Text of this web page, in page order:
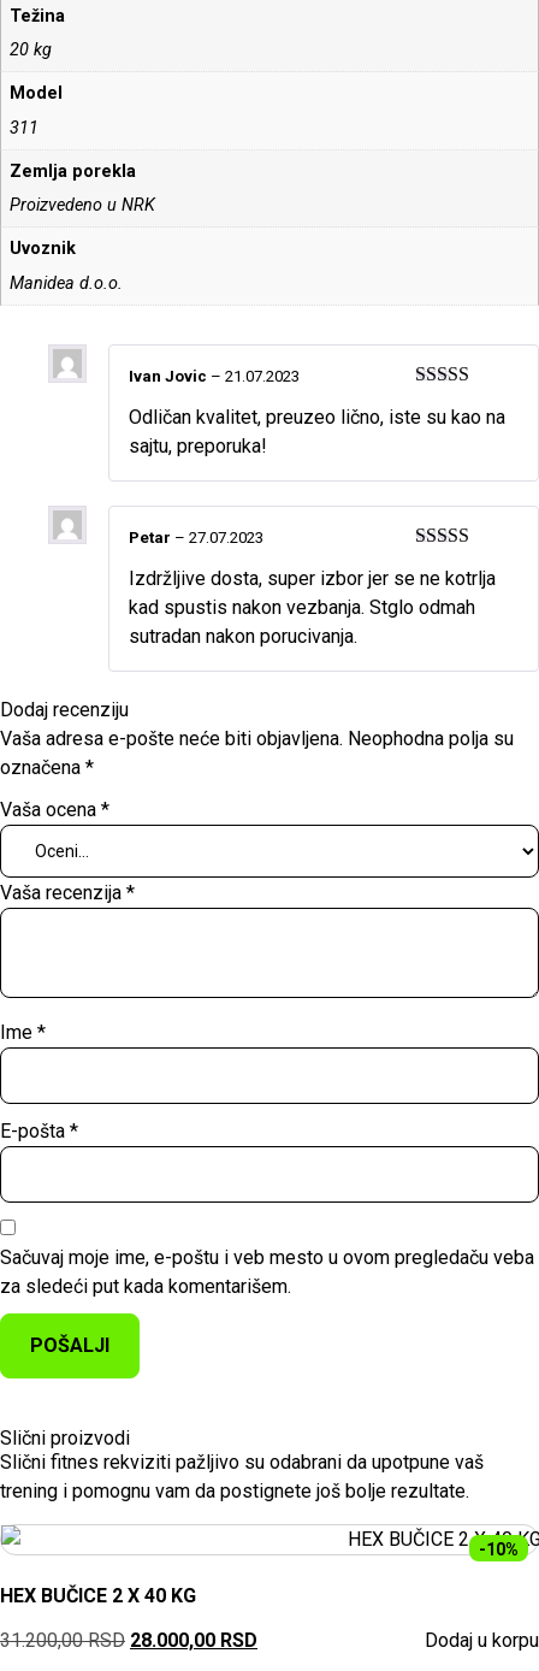
Težina
20 kg
Model
311
Zemlja porekla
Proizvedeno u NRK
Uvoznik
Manidea d.o.o.
5 od 5
Ivan Jovic – 21.07.2023
Odličan kvalitet, preuzeo lično, iste su kao na
sajtu, preporuka!
5od 5
Petar – 27.07.2023
Izdržljive dosta, super izbor jer se ne kotrlja
kad spustis nakon vezbanja. Stglo odmah
sutradan nakon porucivanja.
Dodaj recenziju
Vaša adresa e-pošte neće biti objavljena. Neophodna polja su
označena *
Vaša ocena *
Vaša recenzija *
Ime *
E-pošta *
Sačuvaj moje ime, e-poštu i veb mesto u ovom pregledaču veba
za sledeći put kada komentarišem.
Slični proizvodi
Slični fitnes rekviziti pažljivo su odabrani da upotpune vaš
trening i pomognu vam da postignete još bolje rezultate.
-10%
HEX BUČICE 2 X 40 KG
31.200,00RSD 28.000,00 RSD Dodaj u korpu